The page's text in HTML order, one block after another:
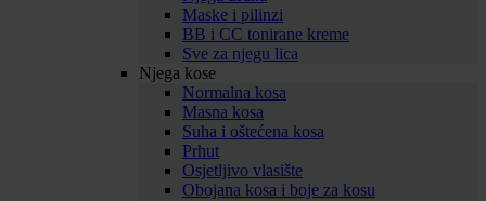
Maske i pilinzi
BB i CC tonirane kreme
Sve za njegu lica
Njega kose
Normalna kosa
Masna kosa
Suha i oštećena kosa
Prhut
Osjetljivo vlasište
Obojana kosa i boje za kosu